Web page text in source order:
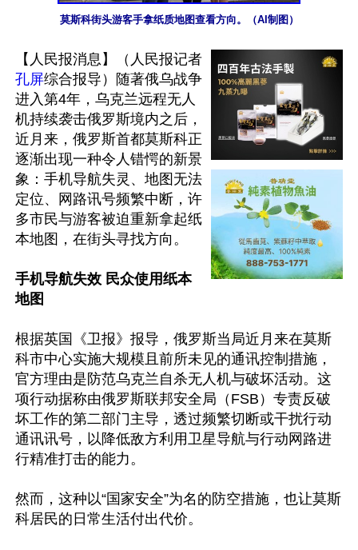
莫斯科街头游客手拿纸质地图查看方向。（AI制图）
【人民报消息】（人民报记者
孔屏综合报导）随著俄乌战争
进入第4年，乌克兰远程无人
机持续袭击俄罗斯境内之后，
近月来，俄罗斯首都莫斯科正
逐渐出现一种令人错愕的新景
象：手机导航失灵、地图无法
定位、网路讯号频繁中断，许
多市民与游客被迫重新拿起纸
本地图，在街头寻找方向。
手机导航失效 民众使用纸本
地图
根据英国《卫报》报导，俄罗斯当局近月来在莫斯
科市中心实施大规模且前所未见的通讯控制措施，
官方理由是防范乌克兰自杀无人机与破坏活动。这
项行动据称由俄罗斯联邦安全局（FSB）专责反破
坏工作的第二部门主导，透过频繁切断或干扰行动
通讯讯号，以降低敌方利用卫星导航与行动网路进
行精准打击的能力。
然而，这种以“国家安全”为名的防空措施，也让莫斯
科居民的日常生活付出代价。